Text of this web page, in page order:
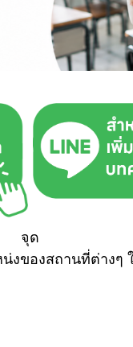
จุด
ของสถานที่ต่างๆ